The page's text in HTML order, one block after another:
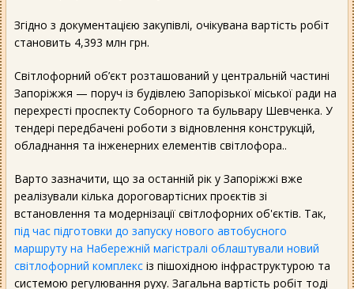
Згідно з документацією закупівлі, очікувана вартість робіт
становить 4,393 млн грн.
Світлофорний об’єкт розташований у центральній частині
Запоріжжя — поруч із будівлею Запорізької міської ради на
перехресті проспекту Соборного та бульвару Шевченка. У
тендері передбачені роботи з відновлення конструкцій,
обладнання та інженерних елементів світлофора..
Варто зазначити, що за останній рік у Запоріжжі вже
реалізували кілька дороговартісних проєктів зі
встановлення та модернізації світлофорних об'єктів. Так,
під час підготовки до запуску нового автобусного
маршруту на Набережній магістралі облаштували новий
світлофорний комплекс із пішохідною інфраструктурою та
системою регулювання руху. Загальна вартість робіт тоді